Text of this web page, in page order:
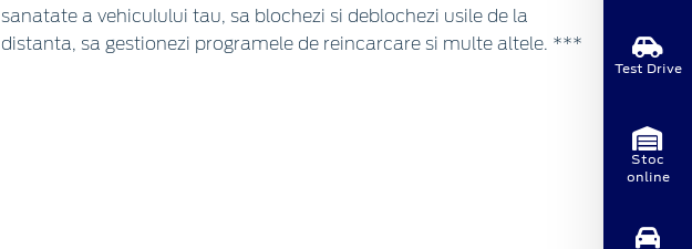
sanatate a vehiculului tau, sa blochezi si deblochezi usile de la
distanta, sa gestionezi programele de reincarcare si multe altele. ***
Test Drive
Stoc
online